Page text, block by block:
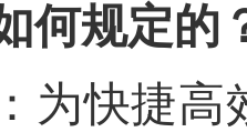
何规定的
为快捷高